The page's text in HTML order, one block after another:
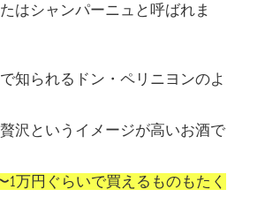
はシャンパーニュと呼ばれま
知られるドン・ペリニヨンのよ
沢というイメージが高いお酒で
1万円ぐらいで買えるものもたく